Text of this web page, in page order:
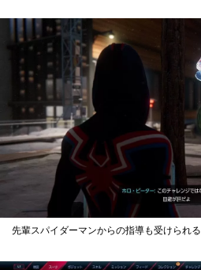
先輩スパイダーマンからの指導も受けられる